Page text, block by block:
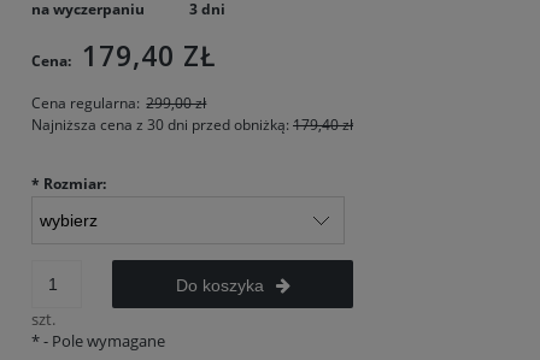
na wyczerpaniu
3 dni
Cena: 179,40 ZŁ
Cena regularna: 299,00 zł
Najniższa cena z 30 dni przed obniżką: 179,40 zł
* Rozmiar:
szt.
Do koszyka
*- Pole wymagane